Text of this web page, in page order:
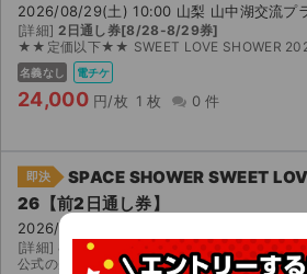
2026/08/29(土) 10:00 山梨 山中湖交流プ
[詳細] 2日通し券[8/28-8/29券]
★★定価以下★★ SWEET LOVE SHOWER 2026 8/28,8/29 前2日通し券です。 友人が参戦出来なく
名義なし 電チケ
24,000 円/枚 1 枚 0 件
即決
SPACE SHOWER SWEET
26【前2日通し券】
2026/08/29(土) 10:00 山梨 山中湖交流プラ
[詳細] 8/28・29【前2日通し券】 子チケ
公式の先行抽選で友人とダブって当選してしまったため出品します。 ローチケアプリで電子チケット(子チケ)の分配になり